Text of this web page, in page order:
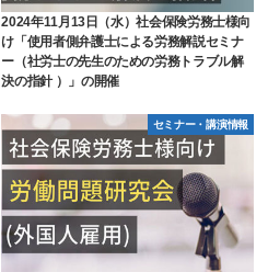
2024年11月13日（水）社会保険労務士様向
け「使用者側弁護士による労務解説セミナ
ー（社労士の先生のための労務トラブル解
決の指針 ）」の開催
セミナー・講演情報